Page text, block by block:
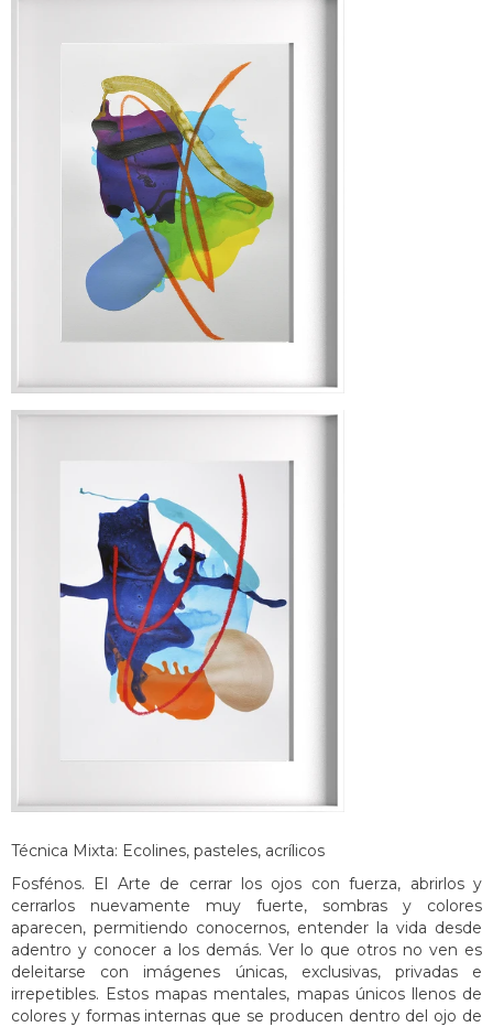
Técnica Mixta: Ecolines, pasteles, acrílicos
Fosfénos. El Arte de cerrar los ojos con fuerza, abrirlos y
cerrarlos nuevamente muy fuerte, sombras y colores
aparecen, permitiendo conocernos, entender la vida desde
adentro y conocer a los demás. Ver lo que otros no ven es
deleitarse con imágenes únicas, exclusivas, privadas e
irrepetibles. Estos mapas mentales, mapas únicos llenos de
colores y formas internas que se producen dentro del ojo de